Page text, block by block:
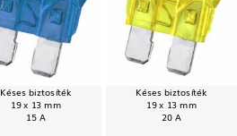
Késes biztosíték
19 x 13 mm
15 A
Késes biztosíték
19 x 13 mm
20 A